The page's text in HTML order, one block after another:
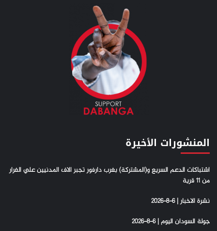
المنشورات الأخيرة
اشتباكات الدعم السريع و(المشتركة) بغرب دارفور تجبر الاف المدنيين علي الفرار
من 11 قرية
نشرة الاخبار | 6-8-2026
جولة السودان اليوم | 6-8-2026